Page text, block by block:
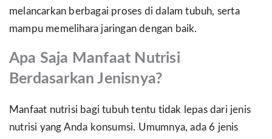
melancarkan berbagai proses di dalam tubuh, serta
mampu memelihara jaringan dengan baik.
Apa Saja Manfaat Nutrisi
Berdasarkan Jenisnya?
Manfaat nutrisi bagi tubuh tentu tidak lepas dari jenis
nutrisi yang Anda konsumsi. Umumnya, ada 6 jenis